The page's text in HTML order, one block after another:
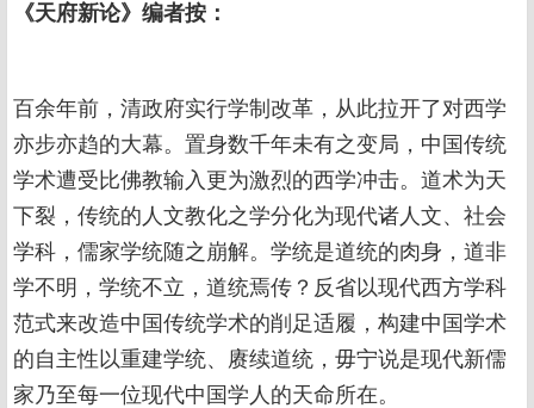
《天府新论》编者按：
百余年前，清政府实行学制改革，从此拉开了对西学
亦步亦趋的大幕。置身数千年未有之变局，中国传统
学术遭受比佛教输入更为激烈的西学冲击。道术为天
下裂，传统的人文教化之学分化为现代诸人文、社会
学科，儒家学统随之崩解。学统是道统的肉身，道非
学不明，学统不立，道统焉传？反省以现代西方学科
范式来改造中国传统学术的削足适履，构建中国学术
的自主性以重建学统、赓续道统，毋宁说是现代新儒
家乃至每一位现代中国学人的天命所在。